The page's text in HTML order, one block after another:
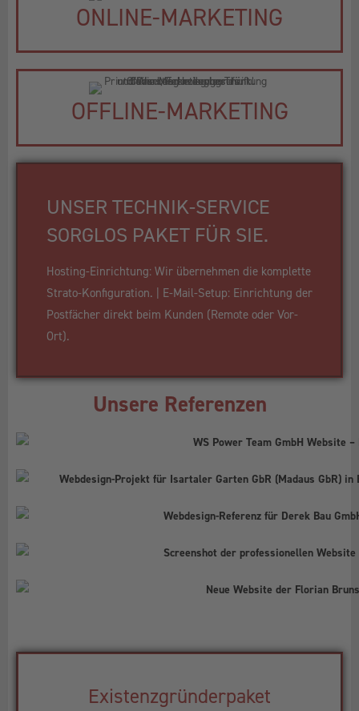
ONLINE-MARKETING
OFFLINE-MARKETING
UNSER TECHNIK-SERVICE
SORGLOS PAKET FÜR SIE.
Hosting-Einrichtung: Wir übernehmen die komplette
Strato-Konfiguration. | E-Mail-Setup: Einrichtung der
Postfächer direkt beim Kunden (Remote oder Vor-
Ort).
Unsere Referenzen
Existenzgründerpaket